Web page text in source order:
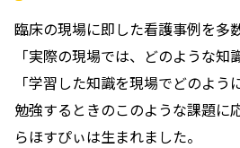
臨床の現場に即した看護事例を多
「実際の現場では、どのような知
「学習した知識を現場でどのよう
勉強するときのこのような課題に
らほすぴぃは生まれました。